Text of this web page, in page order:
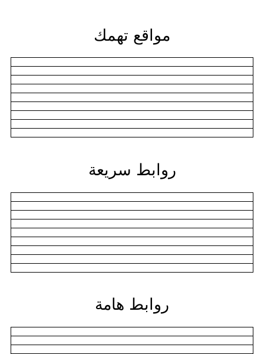
مواقع تهمك
روابط سريعة
روابط هامة